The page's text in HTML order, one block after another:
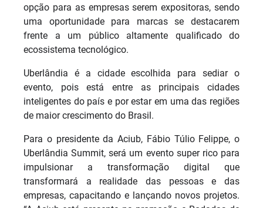
opção para as empresas serem expositoras, sendo
uma oportunidade para marcas se destacarem
frente a um público altamente qualificado do
ecossistema tecnológico.
Uberlândia é a cidade escolhida para sediar o
evento, pois está entre as principais cidades
inteligentes do país e por estar em uma das regiões
de maior crescimento do Brasil.
Para o presidente da Aciub, Fábio Túlio Felippe, o
Uberlândia Summit, será um evento super rico para
impulsionar a transformação digital que
transformará a realidade das pessoas e das
empresas, capacitando e lançando novos projetos.